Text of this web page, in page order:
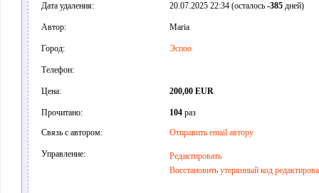
Дата удаления: 20.07.2025 22:34 (осталось -385дней)
Автор: Maria
Город: Эспоо
Телефон:
Цена: 200,00 EUR
Прочитано: 104раз
Связь с автором:
Отправить email автору
Управление:
Редактировать
Восстановить утерянный код